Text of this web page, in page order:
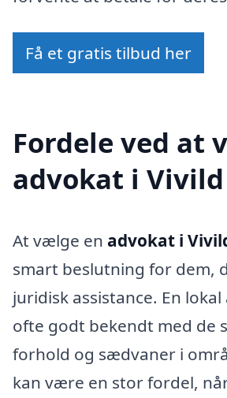
Få et gratis tilbud her
Fordele ved at
advokat i Vivild
At vælge en advokat i
smart beslutning for dem,
juridisk assistance. En
ofte godt bekendt med de
forhold og sædvaner i
kan være en stor fordel,